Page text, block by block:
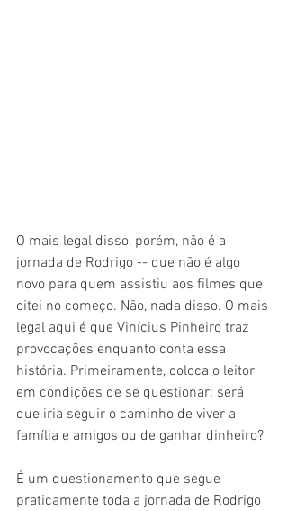
O mais legal disso, porém, não é a
jornada de Rodrigo -- que não é algo
novo para quem assistiu aos filmes que
citei no começo. Não, nada disso. O mais
legal aqui é que Vinícius Pinheiro traz
provocações enquanto conta essa
história. Primeiramente, coloca o leitor
em condições de se questionar: será
que iria seguir o caminho de viver a
família e amigos ou de ganhar dinheiro?
É um questionamento que segue
praticamente toda a jornada de Rodrigo